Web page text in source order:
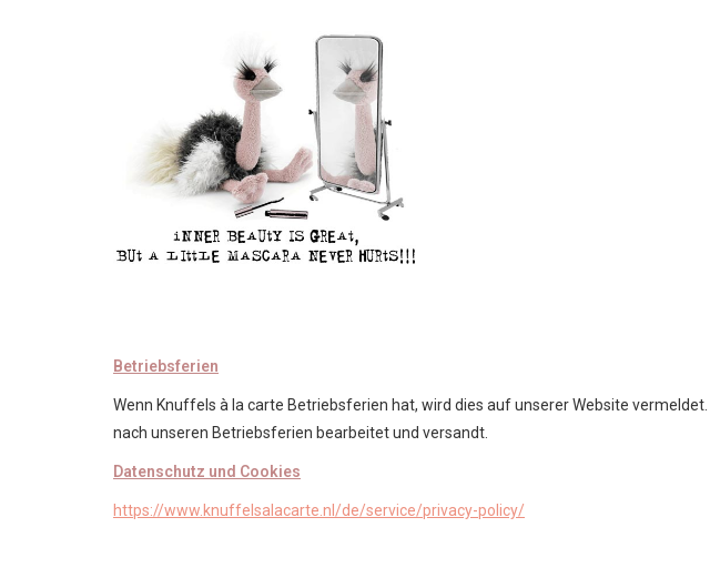
Betriebsferien
Wenn Knuffels à la carte Betriebsferien hat, wird dies auf unserer Website
nach unseren Betriebsferien bearbeitet und versandt.
Datenschutz und Cookies
https://www.knuffelsalacarte.nl/de/service/privacy-policy/